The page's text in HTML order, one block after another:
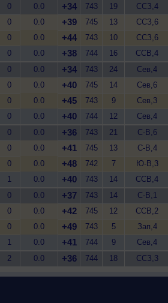
0 0.0 +34 743 19
ССЗ,4
0 0.0 +39 745 13
ССЗ,6
0 0.0 +44 743 10
ССЗ,6
0 0.0 +38 744 16
ССВ,4
0 0.0 +34 743 24
Сев,4
0 0.0 +40 745 14
Сев,6
0 0.0 +45 743 9
Сев,3
0 0.0 +40 744 12
Сев,4
0 0.0 +36 743 21
С-В,6
0 0.0 +41 745 13
С-В,4
0 0.0 +48 742 7
Ю-В,3
1 0.0 +40 743 14
ССВ,4
0 0.0 +37 743 14
С-В,1
0 0.0 +42 745 12
ССВ,2
0 0.0 +49 743 5
Зап,4
1 0.0 +41 744 9
Сев,4
2 0.0 +36 744 18 ССЗ,3